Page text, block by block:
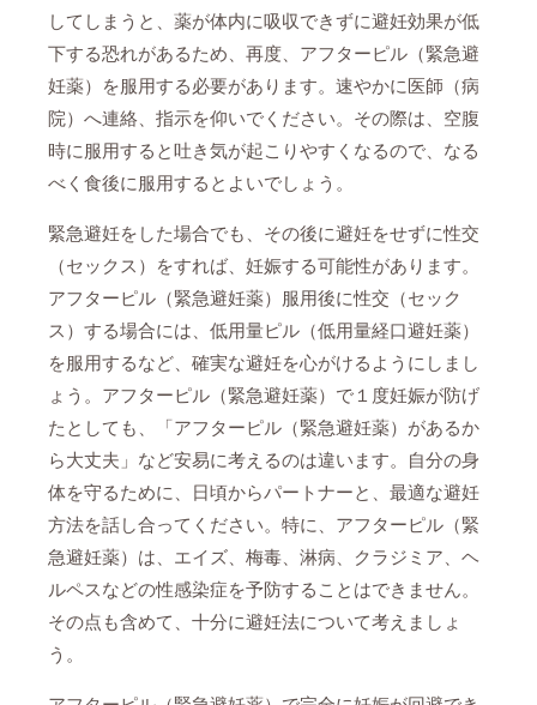
してしまうと、薬が体内に吸収できずに避妊効果が低
下する恐れがあるため、再度、アフターピル（緊急避
妊薬）を服用する必要があります。速やかに医師（病
院）へ連絡、指示を仰いでください。その際は、空腹
時に服用すると吐き気が起こりやすくなるので、なる
べく食後に服用するとよいでしょう。
緊急避妊をした場合でも、その後に避妊をせずに性交
（セックス）をすれば、妊娠する可能性があります。
アフターピル（緊急避妊薬）服用後に性交（セック
ス）する場合には、低用量ピル（低用量経口避妊薬）
を服用するなど、確実な避妊を心がけるようにしまし
ょう。アフターピル（緊急避妊薬）で１度妊娠が防げ
たとしても、「アフターピル（緊急避妊薬）があるか
ら大丈夫」など安易に考えるのは違います。自分の身
体を守るために、日頃からパートナーと、最適な避妊
方法を話し合ってください。特に、アフターピル（緊
急避妊薬）は、エイズ、梅毒、淋病、クラジミア、ヘ
ルペスなどの性感染症を予防することはできません。
その点も含めて、十分に避妊法について考えましょ
う。